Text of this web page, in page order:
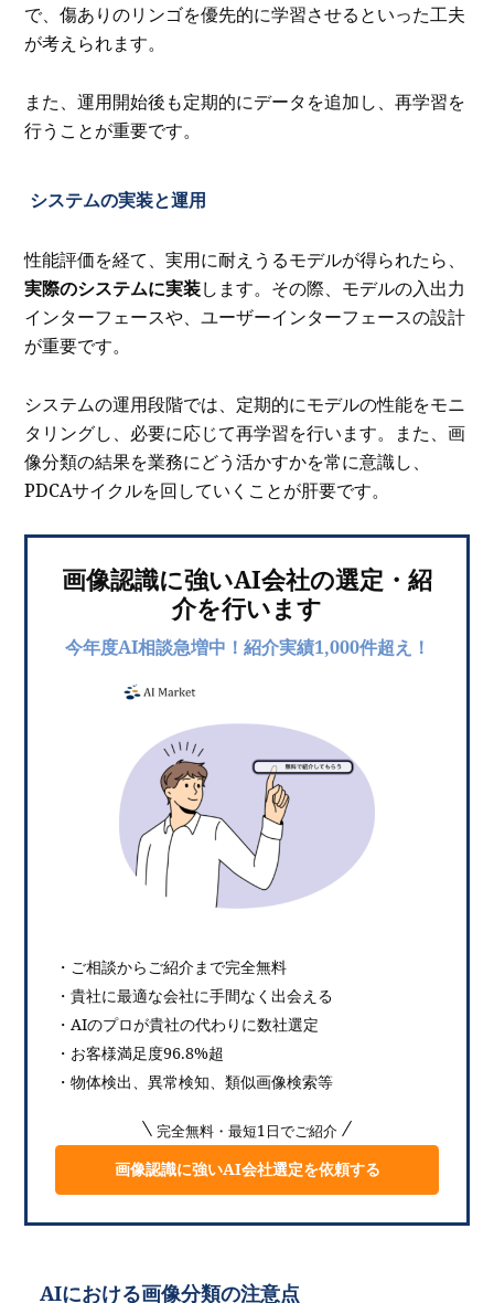
で、傷ありのリンゴを優先的に学習させるといった工夫
が考えられます。
また、運用開始後も定期的にデータを追加し、再学習を
行うことが重要です。
システムの実装と運用
性能評価を経て、実用に耐えうるモデルが得られたら、
実際のシステムに実装します。その際、モデルの入出力
インターフェースや、ユーザーインターフェースの設計
が重要です。
システムの運用段階では、定期的にモデルの性能をモニ
タリングし、必要に応じて再学習を行います。また、画
像分類の結果を業務にどう活かすかを常に意識し、
PDCAサイクルを回していくことが肝要です。
画像認識に強いAI会社の選定・紹
介を行います
今年度AI相談急増中！紹介実績1,000件超え！
・ご相談からご紹介まで完全無料
・貴社に最適な会社に手間なく出会える
・AIのプロが貴社の代わりに数社選定
・お客様満足度96.8%超
・物体検出、異常検知、類似画像検索等
完全無料・最短1日でご紹介
画像認識に強いAI会社選定を依頼する
AIにおける画像分類の注意点